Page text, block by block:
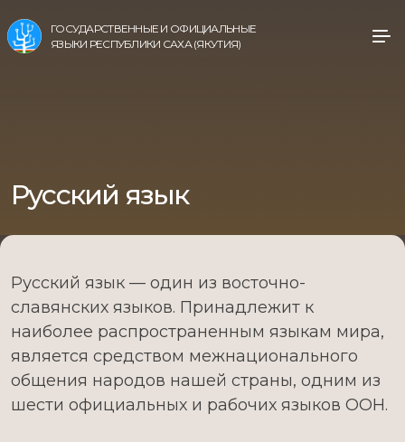
ГОСУДАРСТВЕННЫЕ И ОФИЦИАЛЬНЫЕ
ЯЗЫКИ РЕСПУБЛИКИ САХА (ЯКУТИЯ)
Русский язык
Русский язык — один из восточно-
славянских языков. Принадлежит к
наиболее распространенным языкам мира,
является средством межнационального
общения народов нашей страны, одним из
шести официальных и рабочих языков ООН.